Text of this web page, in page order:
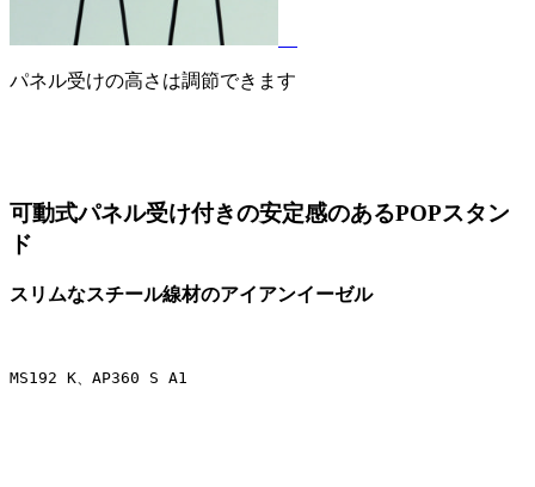
パネル受けの高さは調節できます
可動式パネル受け付きの安定感のあるPOPスタン
ド
スリムなスチール線材のアイアンイーゼル
MS192 K、AP360 S A1